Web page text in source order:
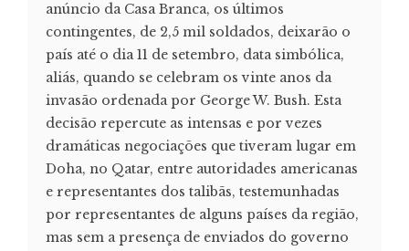
anúncio da Casa Branca, os últimos
contingentes, de 2,5 mil soldados, deixarão o
país até o dia 11 de setembro, data simbólica,
aliás, quando se celebram os vinte anos da
invasão ordenada por George W. Bush. Esta
decisão repercute as intensas e por vezes
dramáticas negociações que tiveram lugar em
Doha, no Qatar, entre autoridades americanas
e representantes dos talibãs, testemunhadas
por representantes de alguns países da região,
mas sem a presença de enviados do governo